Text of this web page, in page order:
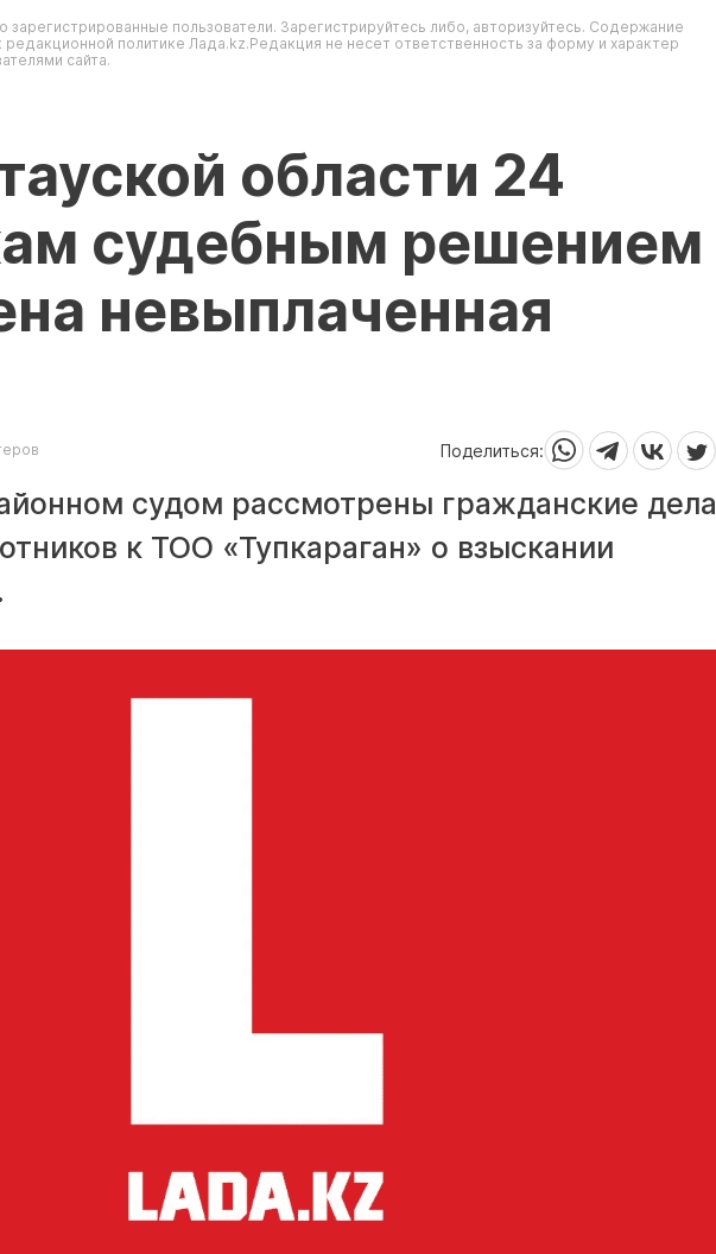
зарегистрированные пользователи. Зарегистрируйтесь либо, авторизуйтесь. Содержание
политике Лада.kz.Редакция не несет ответственность за форму и характер
сайта.
области 24
судебным решением
невыплаченная
Поделиться:
судом рассмотрены гражданские дела
к ТОО «Тупкараган» о взыскании